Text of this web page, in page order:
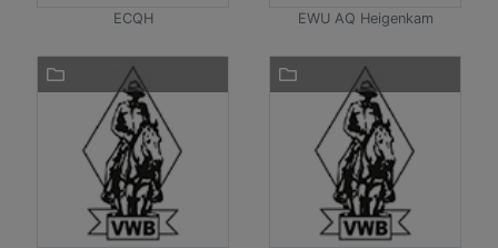
ECQH EWU AQ Heigenkam